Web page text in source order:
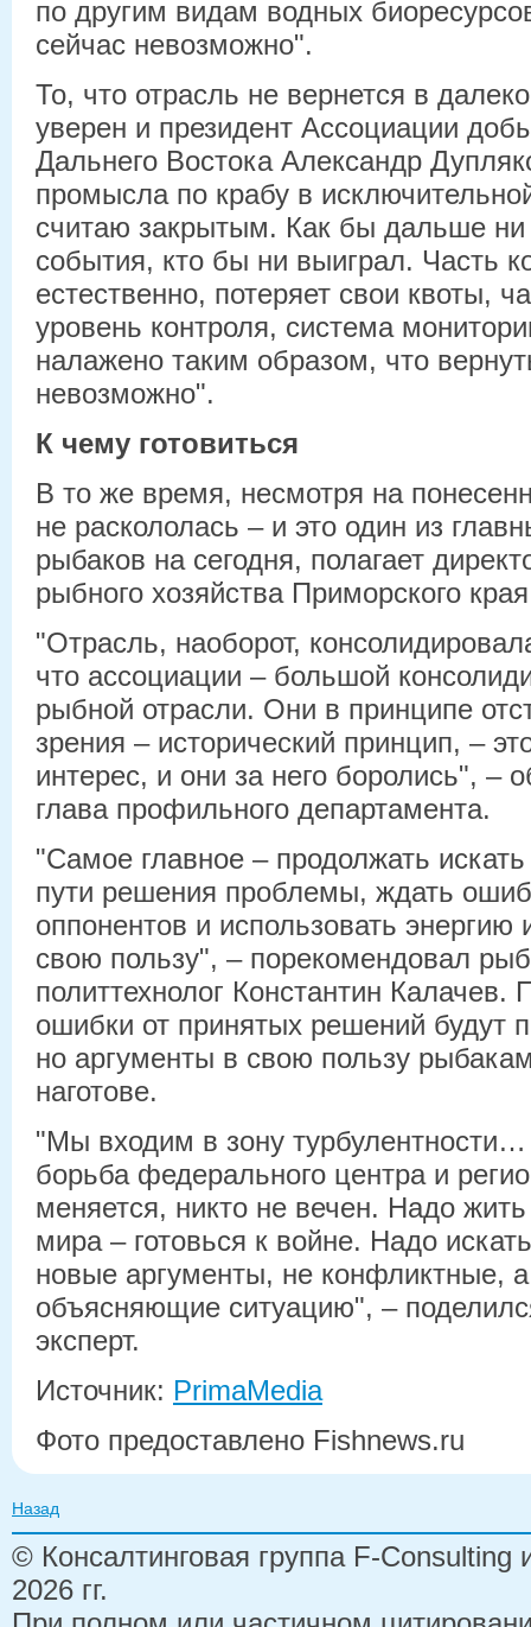
по другим видам водных
сейчас невозможно".
То, что отрасль не вернется в
уверен и президент Ассоциации
Дальнего Востока Александр
промысла по крабу в
считаю закрытым. Как бы дальше ни
события, кто бы ни выиграл. Часть
естественно, потеряет свои квоты,
уровень контроля, система
налажено таким образом, что
невозможно".
К чему готовиться
В то же время, несмотря на
не раскололась – и это один из
рыбаков на сегодня, полагает
рыбного хозяйства Приморского
"Отрасль, наоборот,
что ассоциации – большой
рыбной отрасли. Они в принципе
зрения – исторический принцип, –
интерес, и они за него боролись", –
глава профильного департамента.
"Самое главное – продолжать
пути решения проблемы, ждать
оппонентов и использовать энергию
свою пользу", – порекомендовал
политтехнолог Константин Калачев.
ошибки от принятых решений будут
но аргументы в свою пользу
наготове.
"Мы входим в зону
борьба федерального центра и
меняется, никто не вечен. Надо
мира – готовься к войне. Надо
новые аргументы, не конфликтные,
объясняющие ситуацию", –
эксперт.
Источник: PrimaMedia
Фото предоставлено Fishnews.ru
Назад
© Консалтинговая группа F-
2026 гг.